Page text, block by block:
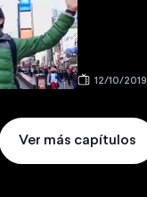
12/10/2019
Ver más capítulos